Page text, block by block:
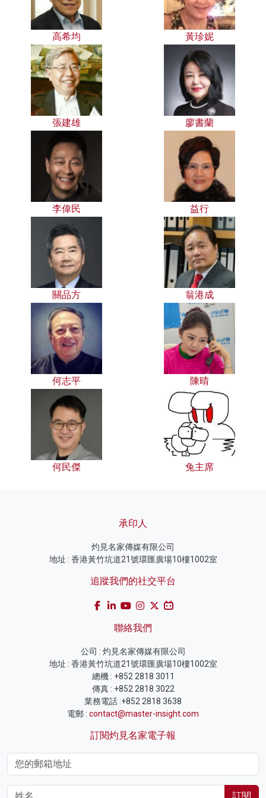
高希均 黃珍妮
張建雄 廖書蘭
李偉民 益行
關品方 翁港成
何志平 陳晴
何民傑 兔主席
承印人
灼見名家傳媒有限公司
地址 : 香港黃竹坑道21號環匯廣場10樓1002室
追蹤我們的社交平台
聯絡我們
公司 : 灼見名家傳媒有限公司
地址 : 香港黃竹坑道21號環匯廣場10樓1002室
總機 : +852 2818 3011
傳真 : +852 2818 3022
業務電話 :+852 2818 3638
電郵 : contact@master-insight.com
訂閱灼見名家電子報